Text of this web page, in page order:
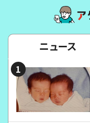
ニュース